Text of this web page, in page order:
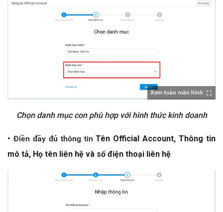
Xem toàn màn hình
Chọn danh mục con phù hợp với hình thức kinh doanh
• Điền đầy đủ thông tin Tên Official Account, Thông tin
mô tả, Họ tên liên hệ và số điện thoại liên hệ